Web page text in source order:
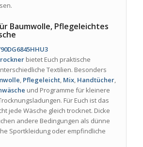
Baumwolle, Pflegeleichtes
bietet Euch praktische
Textilien. Besonders
, Pflegeleicht, Mix, Handtücher,
und Programme für kleinere
Für Euch ist das
jede Wäsche gleich trocknet. Dicke
andere Bedingungen als dünne
Sportkleidung oder empfindliche